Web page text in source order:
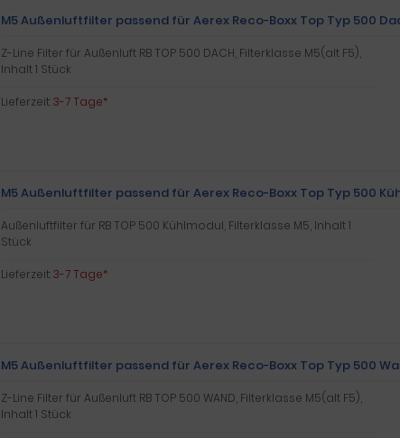
M5 Außenluftfilter passend für Aerex Reco-Boxx Top Typ 500
Z-Line Filter für Außenluft RB TOP 500 DACH, Filterklasse M5(alt F5),
Inhalt 1 Stück
Lieferzeit:3-7 Tage*
M5 Außenluftfilter passend für Aerex Reco-Boxx Top Typ 500
Außenluftfilter für RB TOP 500 Kühlmodul, Filterklasse M5, Inhalt 1
Stück
Lieferzeit:3-7 Tage*
M5 Außenluftfilter passend für Aerex Reco-Boxx Top Typ 500
Z-Line Filter für Außenluft RB TOP 500 WAND, Filterklasse M5(alt F5),
Inhalt 1 Stück